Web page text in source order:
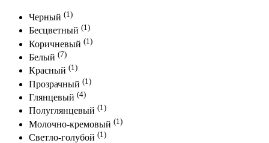
Черный (1)
Бесцветный (1)
Коричневый (1)
Белый (7)
Красный (1)
Прозрачный (1)
Глянцевый (4)
Полуглянцевый (1)
Молочно-кремовый (1)
Светло-голубой (1)